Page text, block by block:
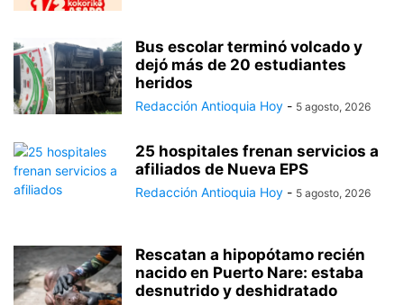
Bus escolar terminó volcado y
dejó más de 20 estudiantes
heridos
Redacción Antioquia Hoy - 5 agosto, 2026
25 hospitales frenan servicios a
afiliados de Nueva EPS
Redacción Antioquia Hoy - 5 agosto, 2026
Rescatan a hipopótamo recién
nacido en Puerto Nare: estaba
desnutrido y deshidratado